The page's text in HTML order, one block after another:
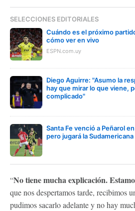
SELECCIONES EDITORIALES
Cuándo es el próximo
cómo ver en vivo
ESPN.com.uy
Diego Aguirre: "Asumo la
hay que mirar lo que viene,
complicado"
Santa Fe venció a Peñarol
pero jugará la Sudamericana
“No tiene mucha explicación.
que nos despertamos tarde, recibimos
pudimos sacarlo adelante y no hay